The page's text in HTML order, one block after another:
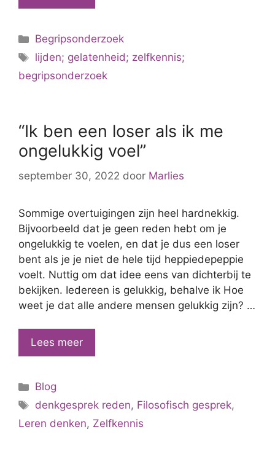
als
houding
Categorieën
Begripsonderzoek
Tags
lijden; gelatenheid; zelfkennis;
begripsonderzoek
“Ik ben een loser als ik me
ongelukkig voel”
september 30, 2022 door Marlies
Sommige overtuigingen zijn heel hardnekkig.
Bijvoorbeeld dat je geen reden hebt om je
ongelukkig te voelen, en dat je dus een loser
bent als je je niet de hele tijd heppiedepeppie
voelt. Nuttig om dat idee eens van dichterbij te
bekijken. Iedereen is gelukkig, behalve ik Hoe
weet je dat alle andere mensen gelukkig zijn? …
Lees meer“Ik
ben
als
ik
Categorieën
Blog
Tags
denkgesprek reden, Filosofisch gesprek,
Leren denken, Zelfkennis